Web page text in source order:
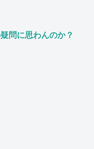
問に思わんのか？